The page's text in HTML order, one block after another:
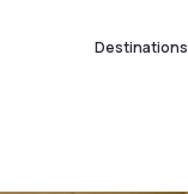
Destinations